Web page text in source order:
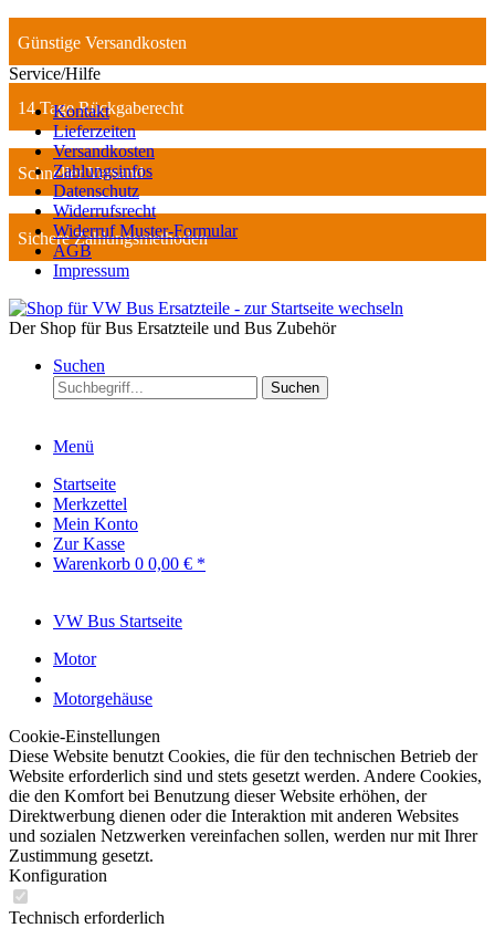
Günstige Versandkosten
14 Tage Rückgaberecht
Schneller Versand
Sichere Zahlungsmethoden
Service/Hilfe
Kontakt
Lieferzeiten
Versandkosten
Zahlungsinfos
Datenschutz
Widerrufsrecht
Widerruf Muster-Formular
AGB
Impressum
Der Shop für Bus Ersatzteile und Bus Zubehör
Suchen
Suchen
Menü
Startseite
Merkzettel
Mein Konto
Zur Kasse
Warenkorb 0 0,00 € *
VW Bus Startseite
Motor
Motorgehäuse
Cookie-Einstellungen
Diese Website benutzt Cookies, die für den technischen Betrieb der
Website erforderlich sind und stets gesetzt werden. Andere Cookies,
die den Komfort bei Benutzung dieser Website erhöhen, der
Direktwerbung dienen oder die Interaktion mit anderen Websites
und sozialen Netzwerken vereinfachen sollen, werden nur mit Ihrer
Zustimmung gesetzt.
Konfiguration
Technisch erforderlich